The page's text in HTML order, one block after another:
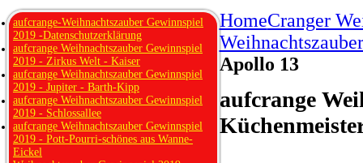
HomeCranger
Apollo 13
aufcrange
aufcrange-Weihnachtszauber Gewinnspiel
2019 -Datenschutzerklärung
aufcrange Weihnachtszauber Gewinnspiel
2019 - Zirkus Welt - Kaiser
aufcrange Weihnachtszauber Gewinnspiel
2019 - Jupiter - Barth-Kipp
aufcrange Weihnachtszauber Gewinnspiel
2019 - Schlossallee
aufcrange Weihnachtszauber Gewinnspiel
2019 - Pott-Pourri-schönes aus Wanne-
Eickel